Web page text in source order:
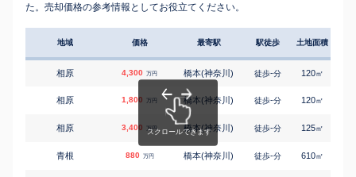
た。売却価格の参考情報としてお役立てください。
地域 価格 最寄駅 駅徒歩 土地面積
相原 4,300 万円 橋本(神奈川) 徒歩-分 120㎡
相原 1,800 万円 橋本(神奈川) 徒歩-分 120㎡
相原 3,400 万円 橋本(神奈川) 徒歩-分 125㎡
青根 880 万円 橋本(神奈川) 徒歩-分 610㎡